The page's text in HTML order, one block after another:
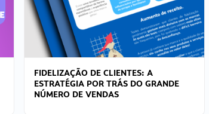
FIDELIZAÇÃO DE CLIENTES: A
ESTRATÉGIA POR TRÁS DO GRANDE
NÚMERO DE VENDAS